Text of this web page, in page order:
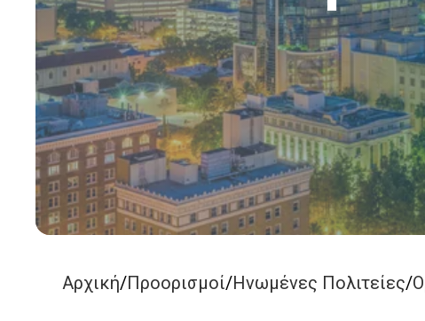
Αρχική/Προορισμοί/Ηνωμένες Πολιτείες/